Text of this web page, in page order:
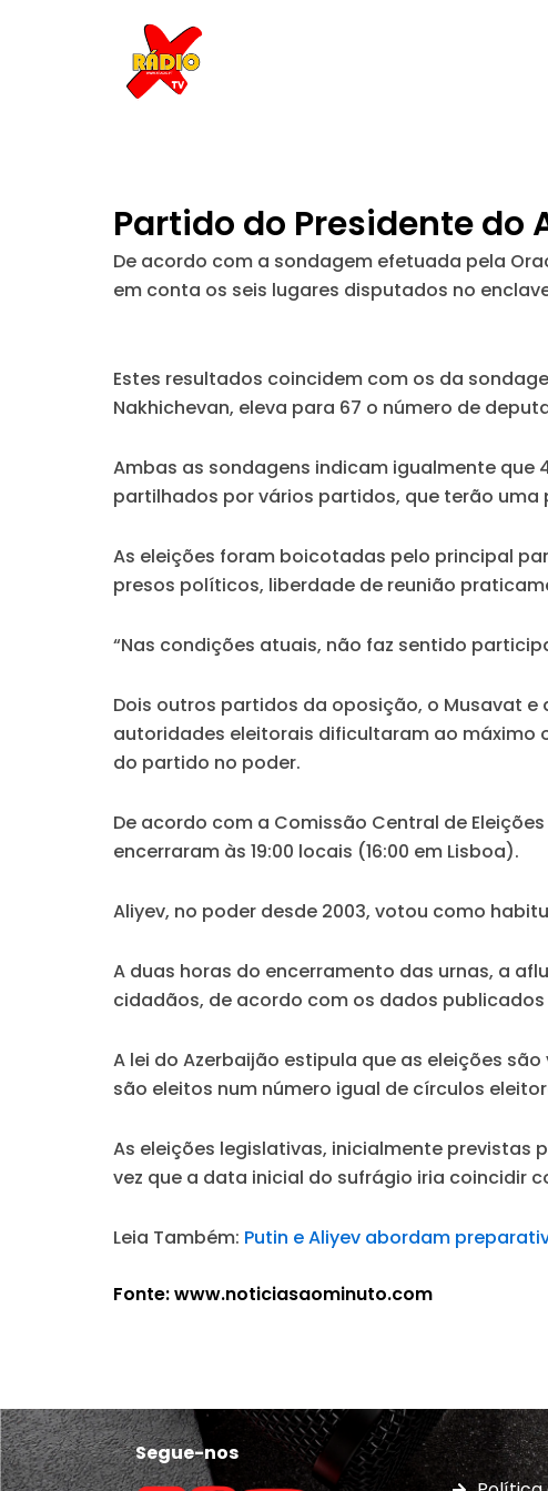
Partido do Presidente
De acordo com a sondagem efetuada pela
em conta os seis lugares disputados no
Estes resultados coincidem com os da
Nakhichevan, eleva para 67 o número de
Ambas as sondagens indicam igualmente
partilhados por vários partidos, que terão uma
As eleições foram boicotadas pelo principal
presos políticos, liberdade de reunião
“Nas condições atuais, não faz sentido
Dois outros partidos da oposição, o Musavat
autoridades eleitorais dificultaram ao máximo
do partido no poder.
De acordo com a Comissão Central de
encerraram às 19:00 locais (16:00 em Lisboa).
Aliyev, no poder desde 2003, votou como
A duas horas do encerramento das urnas, a
cidadãos, de acordo com os dados publicados
A lei do Azerbaijão estipula que as eleições
são eleitos num número igual de círculos
As eleições legislativas, inicialmente previstas
vez que a data inicial do sufrágio iria coincidir
Leia Também: Putin e Aliyev abordam
Fonte: www.noticiasaominuto.com
Segue-nos